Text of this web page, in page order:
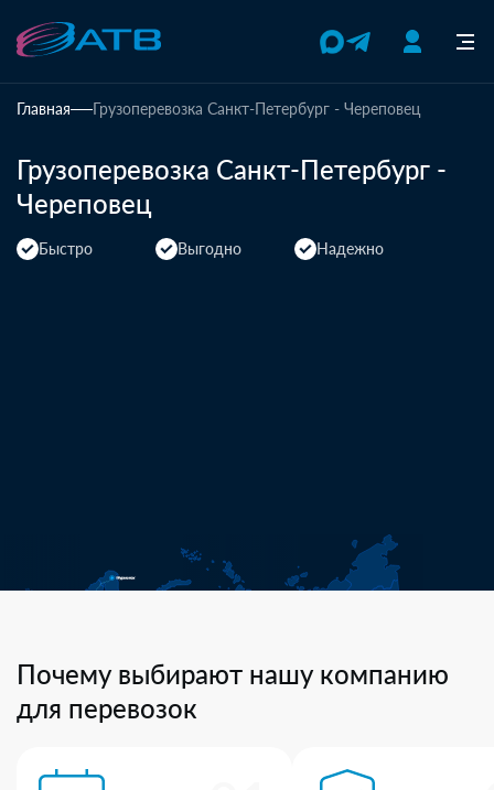
Главная Грузоперевозка Санкт-Петербург - Череповец
Грузоперевозка Санкт-Петербург -
Череповец
Быстро Выгодно Надежно
Почему выбирают нашу компанию
для перевозок